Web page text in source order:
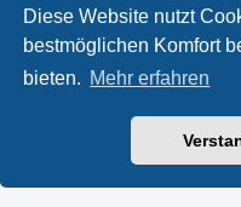
Diese Website nutzt
bestmöglichen Komfort
bieten. Mehr erfahren